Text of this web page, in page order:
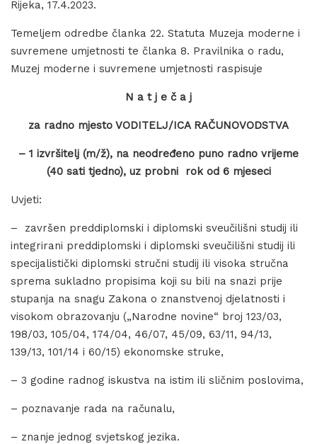
Rijeka, 17.4.2023.
Temeljem odredbe članka 22. Statuta Muzeja moderne i
suvremene umjetnosti te članka 8. Pravilnika o radu,
Muzej moderne i suvremene umjetnosti raspisuje
N a t j e č a j
za radno mjesto VODITELJ/ICA RAČUNOVODSTVA
– 1 izvršitelj (m/ž), na neodređeno puno radno vrijeme
(40 sati tjedno), uz probni rok od 6 mjeseci
Uvjeti:
– završen preddiplomski i diplomski sveučilišni studij ili
integrirani preddiplomski i diplomski sveučilišni studij ili
specijalistički diplomski stručni studij ili visoka stručna
sprema sukladno propisima koji su bili na snazi prije
stupanja na snagu Zakona o znanstvenoj djelatnosti i
visokom obrazovanju („Narodne novine“ broj 123/03,
198/03, 105/04, 174/04, 46/07, 45/09, 63/11, 94/13,
139/13, 101/14 i 60/15) ekonomske struke,
– 3 godine radnog iskustva na istim ili sličnim poslovima,
– poznavanje rada na računalu,
– znanje jednog svjetskog jezika.